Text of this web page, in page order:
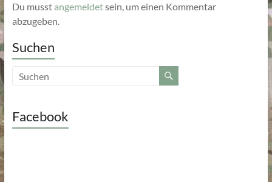
Du musstangemeldetsein, um einen Kommentar
abzugeben.
Suchen
Facebook